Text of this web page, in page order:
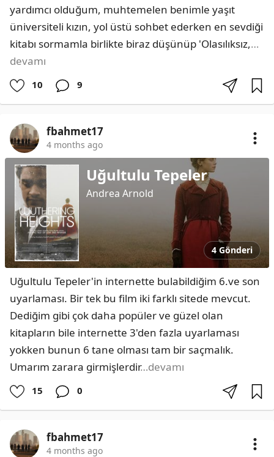
yardımcı olduğum, muhtemelen benimle yaşıt
üniversiteli kızın, yol üstü sohbet ederken en sevdiği
kitabı sormamla birlikte biraz düşünüp 'Olasılıksız,…
devamı
10 9
fbahmet17
4 months ago
Uğultulu Tepeler
Andrea Arnold
4 Gönderi
Uğultulu Tepeler'in internette bulabildiğim 6.ve son
uyarlaması. Bir tek bu film iki farklı sitede mevcut.
Dediğim gibi çok daha popüler ve güzel olan
kitapların bile internette 3'den fazla uyarlaması
yokken bunun 6 tane olması tam bir saçmalık.
Umarım zarara girmişlerdir…devamı
15 0
fbahmet17
4 months ago